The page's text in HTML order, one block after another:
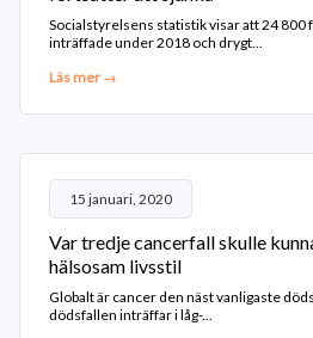
Socialstyrelsens statistik visar att 24 800
inträffade under 2018 och drygt...
Läs mer →
15 januari, 2020
Var tredje cancerfall skulle
hälsosam livsstil
Globalt är cancer den näst vanligaste
dödsfallen inträffar i låg-...